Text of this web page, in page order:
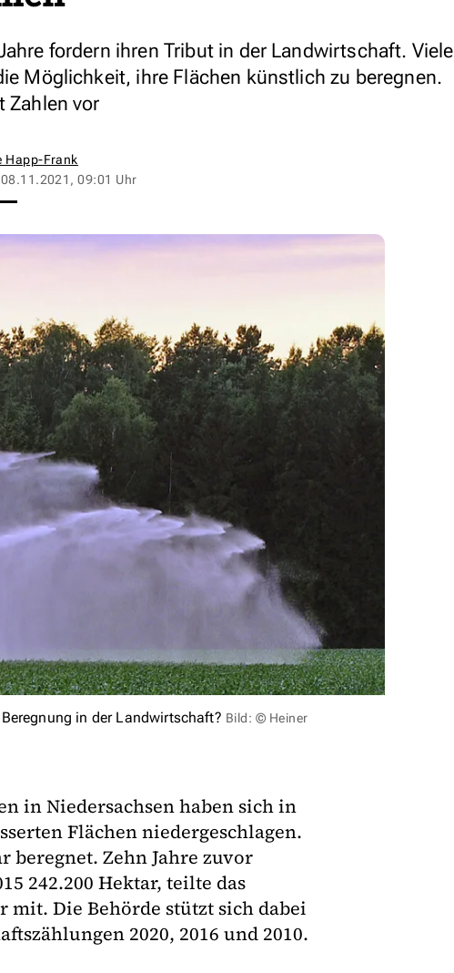
fordern ihren Tribut in der Landwirtschaft. Viele
Möglichkeit, ihre Flächen künstlich zu beregnen.
Zahlen vor
Happ-Frank
08.11.2021, 09:01 Uhr
in der Landwirtschaft? Bild: © Heiner
in Niedersachsen haben sich in
Flächen niedergeschlagen.
beregnet. Zehn Jahre zuvor
242.200 Hektar, teilte das
mit. Die Behörde stützt sich dabei
2020, 2016 und 2010.